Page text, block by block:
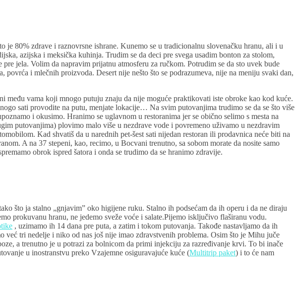
je 80% zdrave i raznovrsne ishrane. Kunemo se u tradicionalnu slovenačku hranu, ali i u
azijska i meksička kuhinja. Trudim se da deci pre svega usadim bonton za stolom,
jela. Volim da napravim prijatnu atmosferu za ručkom. Potrudim se da sto uvek bude
povrća i mlečnih proizvoda. Desert nije nešto što se podrazumeva, nije na meniju svaki dan,
među vama koji mnogo putuju znaju da nije moguće praktikovati iste obroke kao kod kuće.
sati provodite na putu, menjate lokacije… Na svim putovanjima trudimo se da se što više
i okusimo. Hranimo se uglavnom u restoranima jer se obično selimo s mesta na
putovanjima) plovimo malo više u nezdrave vode i povremeno uživamo u nezdravim
Kad shvatiš da u narednih pet-šest sati nijedan restoran ili prodavnica neće biti na
A na 37 stepeni, kao, recimo, u Bocvani trenutno, sa sobom morate da nosite samo
obrok ispred šatora i onda se trudimo da se hranimo zdravije.
što ja stalno „gnjavim” oko higijene ruku. Stalno ih podsećam da ih operu i da ne diraju
prokuvanu hranu, ne jedemo sveže voće i salate.Pijemo isključivo flaširanu vodu.
, uzimamo ih 14 dana pre puta, a zatim i tokom putovanja. Takođe nastavljamo da ih
već tri nedelje i niko od nas još nije imao zdravstvenih problema. Osim što je Mihu juče
a trenutno je u potrazi za bolnicom da primi injekciju za razređivanje krvi. To bi inače
u inostranstvu preko Vzajemne osiguravajuće kuće (Multitrip paket) i to će nam